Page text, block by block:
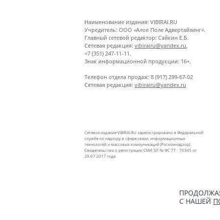
Наименование издания: VIBIRAI.RU
Учредитель: ООО «Алое Поле Адвертайзинг».
Главный сетевой редактор: Сайкин Е.Б.
Сетевая редакция: vibirairu@yandex.ru
+7 (351) 247-11-11.
Знак информационной продукции: 16+.
Телефон отдела продаж: 8 (917) 299-67-02
Сетевая редакция: vibirairu@yandex.ru
Сетевое издание VIBIRAI.RU зарегистрировано в Федеральной
службе по надзору в сфере связи, информационных
технологий и массовых коммуникаций (Роскомнадзор).
Свидетельство о регистрации СМИ ЭЛ № ФС 77 - 70345 от
20.07.2017 года
С НАШЕЙ